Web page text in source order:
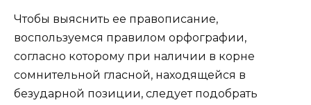
Чтобы выяснить ее правописание,
воспользуемся правилом орфографии,
согласно которому при наличии в корне
сомнительной гласной, находящейся в
безударной позиции, следует подобрать